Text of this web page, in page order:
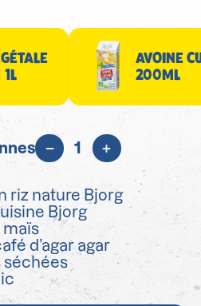
AVOINE
200ML
1
riz nature Bjorg
Bjorg
maïs
d’agar agar
séchées